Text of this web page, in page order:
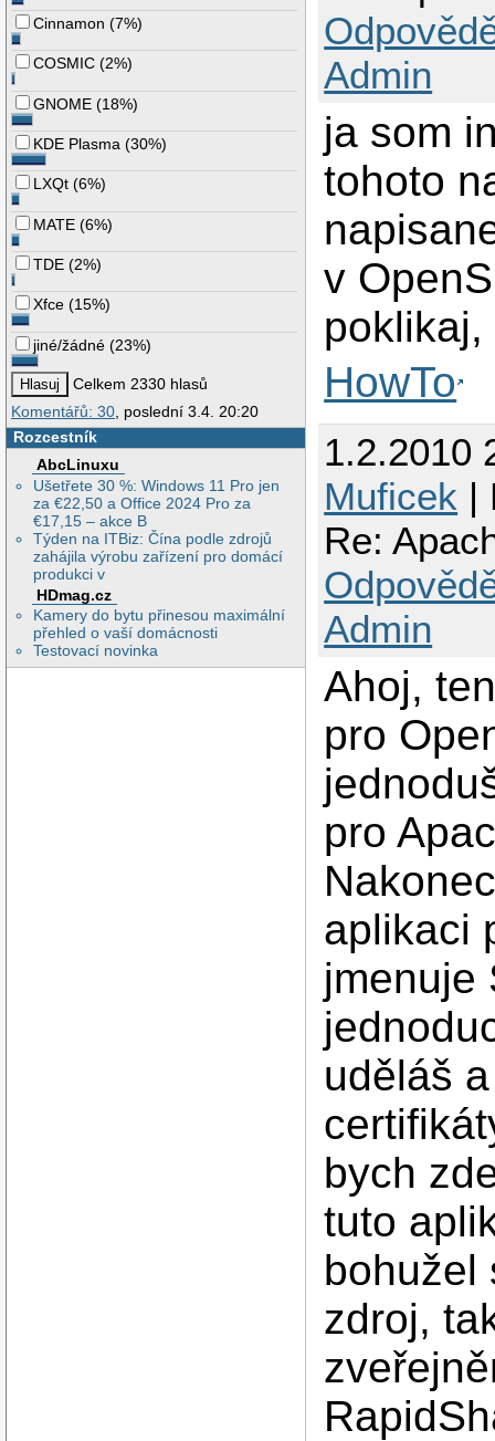
Cinnamon (7%)
COSMIC (2%)
GNOME (18%)
KDE Plasma (30%)
LXQt (6%)
MATE (6%)
TDE (2%)
Xfce (15%)
jiné/žádné (23%)
Celkem 2330 hlasů
Komentářů: 30, poslední 3.4. 20:20
Rozcestník
AbcLinuxu
Ušetřete 30 %: Windows 11 Pro jen
za €22,50 a Office 2024 Pro za
€17,15 – akce B
Týden na ITBiz: Čína podle zdrojů
zahájila výrobu zařízení pro domácí
produkci v
HDmag.cz
Kamery do bytu přinesou maximální
přehled o vaší domácnosti
Testovací novinka
Admin
ja som
tohoto
v
HowTo
1.2.2010
Muficek |
Re:
Admin
Ahoj,
pro
pro
aplikaci
jmenuje
uděláš
bych
tuto
bohužel
zdroj,